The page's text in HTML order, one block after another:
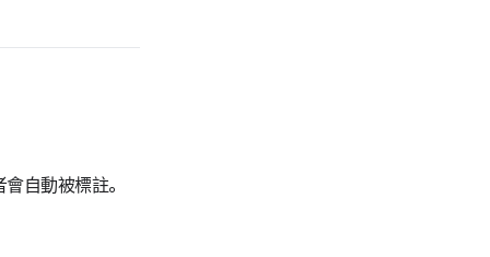
自動被標註。